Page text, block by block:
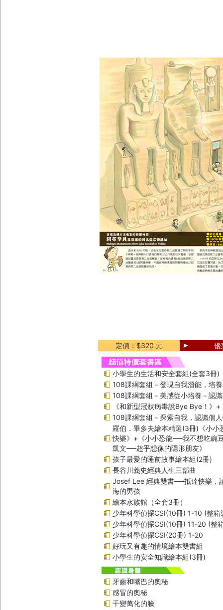
定價：$320 元 優
小學生的生活和安全套組(全套3冊)
108課綱套組－發現自我潛能，培
108課綱套組－美感從小培養－認
《和新型冠狀病毒說Bye Bye！》
108課綱套組－探索自我，認識個
羅伯．畢多夫繪本精選(3冊)《小
快樂》+《小小恐龍──我不想吃豌
凱文──超乎想像的隱形朋友》
孩子最愛的睡前故事繪本組(2冊)
長谷川義史經典人生三部曲
Josef Lee 經典雙書──抵達快樂，
海的男孩
繪本水族館（全套3冊）
少年科學偵探CSI(10冊) 1-10 (整箱
少年科學偵探CSI(10冊) 11-20 (整
少年科學偵探CSI(20冊) 1-20
好玩又有趣的情境繪本雙書組
小學生的安全知識繪本組(3冊)
牙齒和嘴巴的奧秘
感冒的奧秘
千變萬化的臉